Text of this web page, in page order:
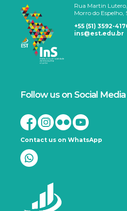
Rua Martin
Morro do Espelho,
+55 (51) 3592-
ins@est.edu.br
Follow us on Social Media
Contact us on WhatsApp